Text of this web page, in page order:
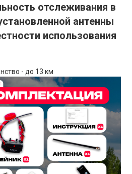
отслеживания в
антенны
использования
- до 13 км